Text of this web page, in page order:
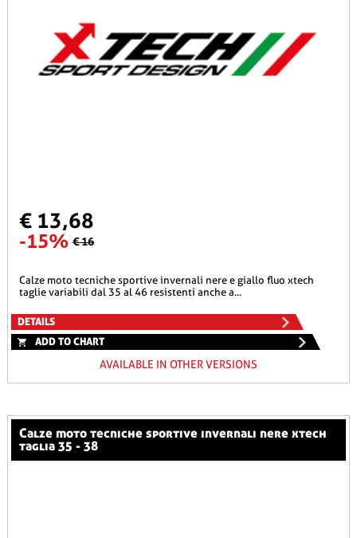
€ 13,68
-15% € 16
calze moto tecniche sportive invernali nere e giallo fluo xtech
taglie variabili dal 35 al 46 resistenti anche a...
DETAILS
ADD TO CHART
AVAILABLE IN OTHER VERSIONS
calze moto tecniche sportive invernali nere xtech
taglia 35 - 38